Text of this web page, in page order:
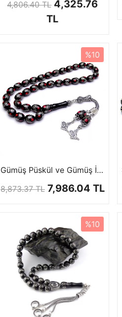
4,806.40 TL 4,325.76
TL
%10
Gümüş Püskül ve Gümüş İşlemeli Gürcistan Oltu Tesbihi
8,873.37 TL 7,986.04 TL
%10